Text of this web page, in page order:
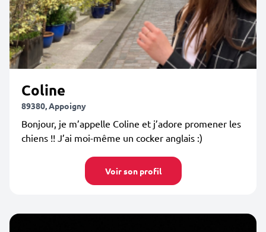
Coline
89380, Appoigny
Bonjour, je m’appelle Coline et j’adore promener les
chiens !! J’ai moi-même un cocker anglais :)
Voir son profil